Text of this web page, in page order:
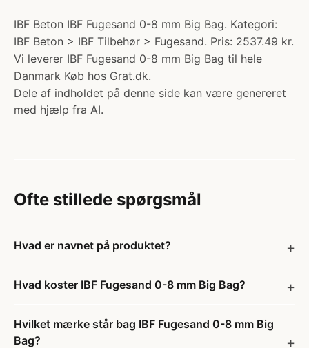
IBF Beton IBF Fugesand 0-8 mm Big Bag. Kategori:
IBF Beton > IBF Tilbehør > Fugesand. Pris: 2537.49 kr.
Vi leverer IBF Fugesand 0-8 mm Big Bag til hele
Danmark Køb hos Grat.dk.
Dele af indholdet på denne side kan være genereret
med hjælp fra AI.
Ofte stillede spørgsmål
Hvad er navnet på produktet?
Hvad koster IBF Fugesand 0-8 mm Big Bag?
Hvilket mærke står bag IBF Fugesand 0-8 mm Big
Bag?